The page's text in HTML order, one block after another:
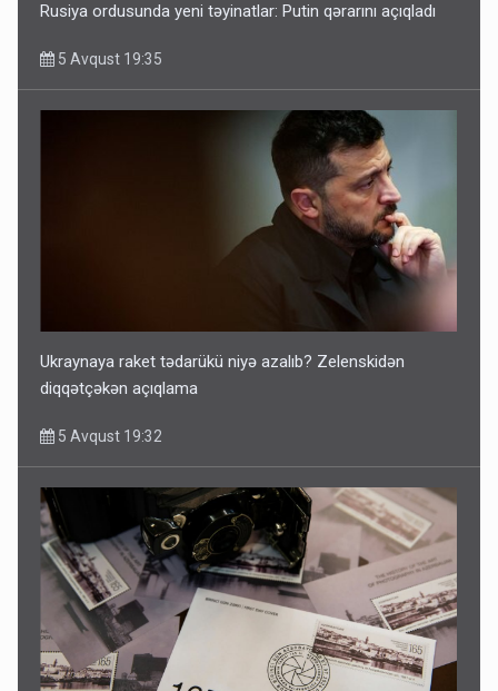
Rusiya ordusunda yeni təyinatlar: Putin qərarını açıqladı
5 Avqust 19:35
Ukraynaya raket tədarükü niyə azalıb? Zelenskidən
diqqətçəkən açıqlama
5 Avqust 19:32